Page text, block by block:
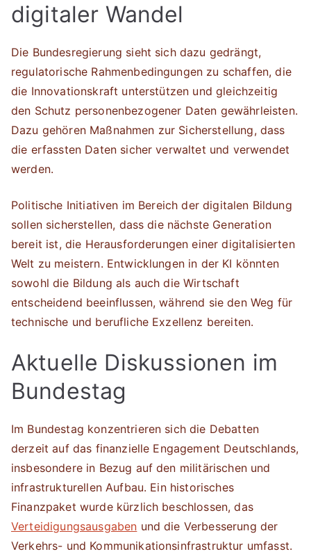
digitaler Wandel
Die Bundesregierung sieht sich dazu gedrängt,
regulatorische Rahmenbedingungen zu schaffen, die
die Innovationskraft unterstützen und gleichzeitig
den Schutz personenbezogener Daten gewährleisten.
Dazu gehören Maßnahmen zur Sicherstellung, dass
die erfassten Daten sicher verwaltet und verwendet
werden.
Politische Initiativen im Bereich der digitalen Bildung
sollen sicherstellen, dass die nächste Generation
bereit ist, die Herausforderungen einer digitalisierten
Welt zu meistern. Entwicklungen in der KI könnten
sowohl die Bildung als auch die Wirtschaft
entscheidend beeinflussen, während sie den Weg für
technische und berufliche Exzellenz bereiten.
Aktuelle Diskussionen im
Bundestag
Im Bundestag konzentrieren sich die Debatten
derzeit auf das finanzielle Engagement Deutschlands,
insbesondere in Bezug auf den militärischen und
infrastrukturellen Aufbau. Ein historisches
Finanzpaket wurde kürzlich beschlossen, das
Verteidigungsausgaben und die Verbesserung der
Verkehrs- und Kommunikationsinfrastruktur umfasst.